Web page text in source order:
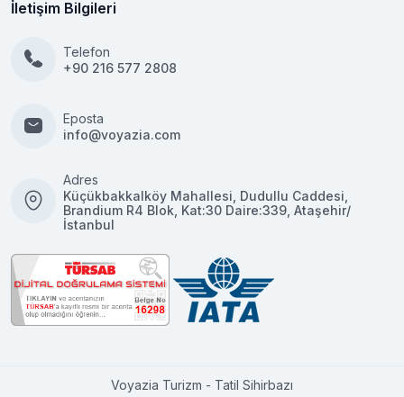
İletişim Bilgileri
Telefon
+90 216 577 2808
Eposta
info@voyazia.com
Adres
Küçükbakkalköy Mahallesi, Dudullu Caddesi,
Brandium R4 Blok, Kat:30 Daire:339, Ataşehir/
İstanbul
Voyazia Turizm - Tatil Sihirbazı